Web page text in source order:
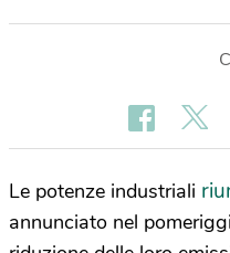
Le potenze industriali
annunciato nel